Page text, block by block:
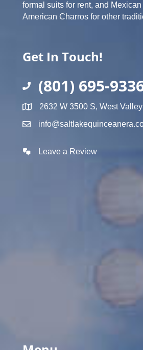
formal suits for rent, and Mexican
American Charros for other
Get In Touch!
(801) 695-
2632 W 3500 S, West
Leave a Review